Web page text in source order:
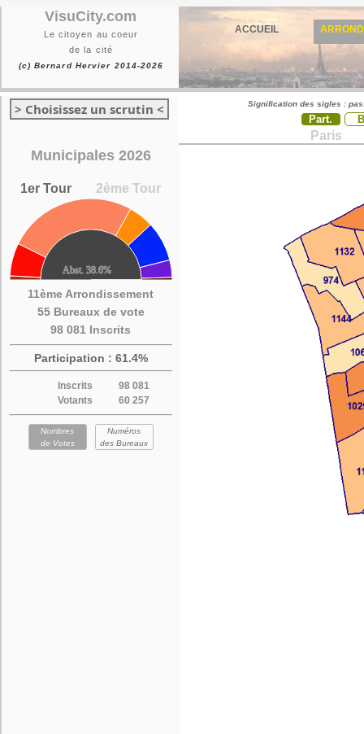
VisuCity.com
Le citoyen au coeur
de la cité
(c) Bernard Hervier 2014-2026
ACCUEIL
> Choisissez un scrutin <
Municipales 2026
1er Tour 2ème Tour
11ème Arrondissement
55 Bureaux de vote
98 081 Inscrits
Participation : 61.4%
Inscrits
98 081
Votants
60 257
Nombres
de Votes
Numéros
des Bureaux
Signification des sigles :
Part.
Paris